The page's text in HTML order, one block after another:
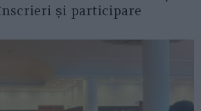
și participare